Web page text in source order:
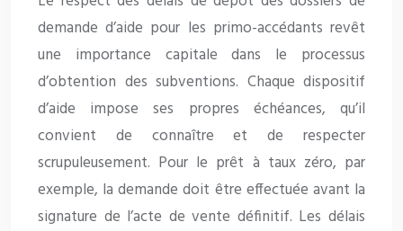
demande d’aide pour les primo-accédants revêt
une importance capitale dans le processus
d’obtention des subventions. Chaque dispositif
d’aide impose ses propres échéances, qu’il
convient de connaître et de respecter
scrupuleusement. Pour le prêt à taux zéro, par
exemple, la demande doit être effectuée avant la
signature de l’acte de vente définitif. Les délais